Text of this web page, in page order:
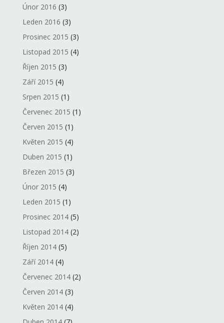
Únor 2016 (3)
Leden 2016 (3)
Prosinec 2015 (3)
Listopad 2015 (4)
Říjen 2015 (3)
Září 2015 (4)
Srpen 2015 (1)
Červenec 2015 (1)
Červen 2015 (1)
Květen 2015 (4)
Duben 2015 (1)
Březen 2015 (3)
Únor 2015 (4)
Leden 2015 (1)
Prosinec 2014(5)
Listopad 2014(2)
Říjen 2014(5)
Září 2014(4)
Červenec 2014(2)
Červen 2014(3)
Květen 2014(4)